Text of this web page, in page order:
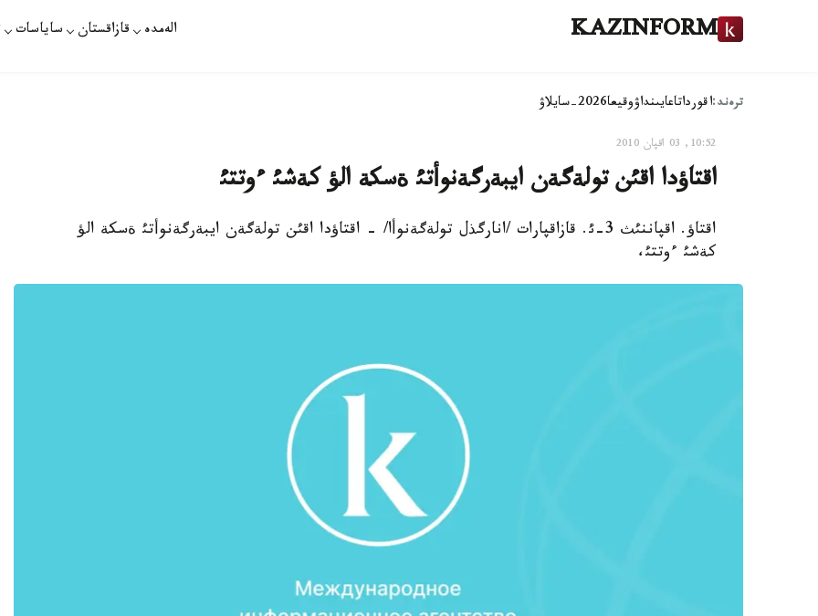
KAZINFORM الەمدە قازاقستان ساياسات
ترەند:اقورداتاعايىنداۋوقيعا2026-سايلاۋ
10:52, 03 اقپان 2010
اقتاؤدا اقئن تولةگةن ايبةرگةنوأتئ ةسكة الؤ كةشئ ءوتتئ
اقتاؤ. اقپاننئث 3-ئ. قازاقپارات /انارگذل تولةگةنوأا/ - اقتاؤدا اقئن تولةگةن ايبةرگةنوأتئ ةسكة الؤ
كةشئ ءوتتئ،